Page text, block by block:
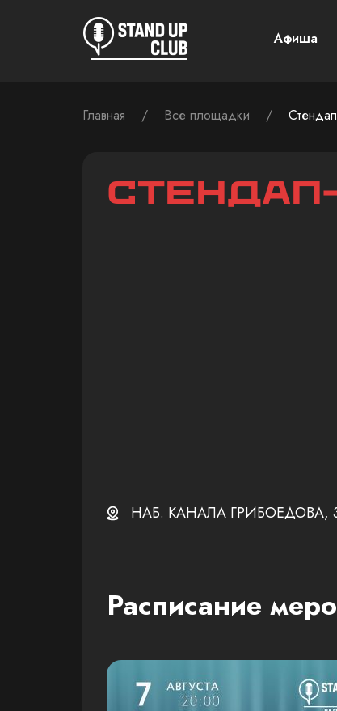
Афиша
Главная / Все площадки /
НАБ. КАНАЛА ГРИБОЕДОВА,
Расписание